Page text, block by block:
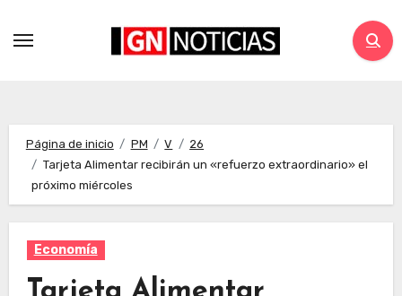
Página de inicio PM V
26
Tarjeta Alimentar recibirán un «refuerzo extraordinario» el
próximo miércoles
Economía